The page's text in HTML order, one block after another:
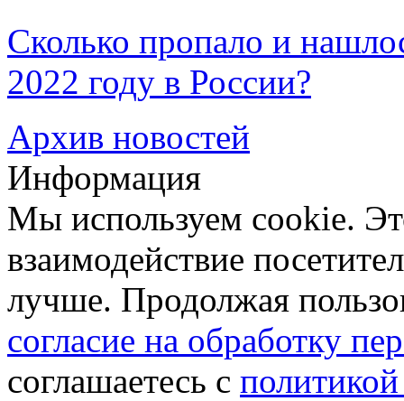
Сколько пропало и
2022 году в России?
Архив новостей
Информация
Мы используем cookie.
взаимодействие
лучше. Продолжая
согласие на обработку
соглашаетесь с